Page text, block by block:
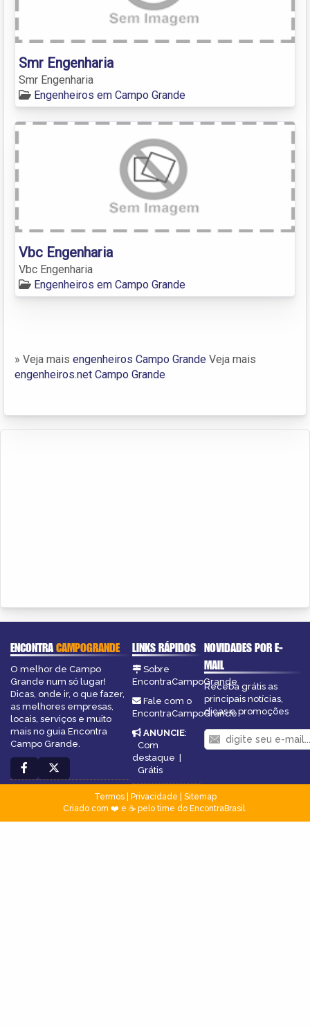
Smr Engenharia
Smr Engenharia
Engenheiros em Campo Grande
Vbc Engenharia
Vbc Engenharia
Engenheiros em Campo Grande
» Veja mais engenheiros Campo Grande Veja mais
engenheiros.net Campo Grande
ENCONTRACAMPOGRANDE
O melhor de Campo
Grande num só lugar!
Dicas, onde ir, o que fazer,
as melhores empresas,
locais, serviços e muito
mais no guia Encontra
Campo Grande.
LINKS RÁPIDOS
Sobre
EncontraCampoGrande
Fale com o
EncontraCampoGrande
ANUNCIE:
Com
destaque |
Grátis
NOVIDADES POR E-
MAIL
Receba grátis as
principais notícias,
dicas e promoções
Termos| Privacidade
Sitemap
Criado com ❤️ e ☕ pelo time do EncontraBrasil